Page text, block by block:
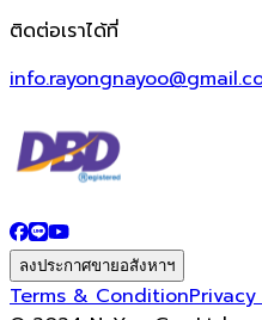
ติดต่อเราได้ที่
ลงประกาศขายอสังหาฯ
Terms & Condition